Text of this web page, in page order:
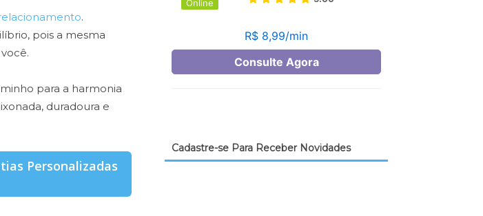
.
pois a mesma
para a harmonia
duradoura e
Personalizadas
Cadastre-se Para Receber Novidades